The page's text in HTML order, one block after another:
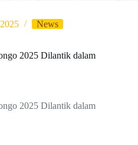
News
2025 Dilantik dalam
2025 Dilantik dalam